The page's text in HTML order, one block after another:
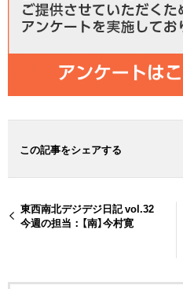
この記事をシェアする
東西南北デジデジ日記 vol.32
今週の担当：【南】今村寛